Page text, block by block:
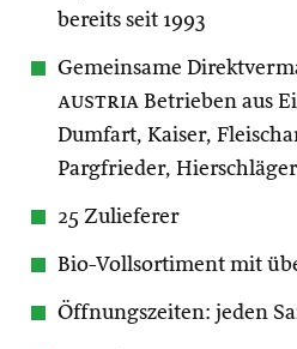
bereits seit 1993
Gemeinsame
austria Betrieben aus
Dumfart, Kaiser,
Pargfrieder,
25 Zulieferer
Bio-Vollsortiment mit
Öffnungszeiten: jeden